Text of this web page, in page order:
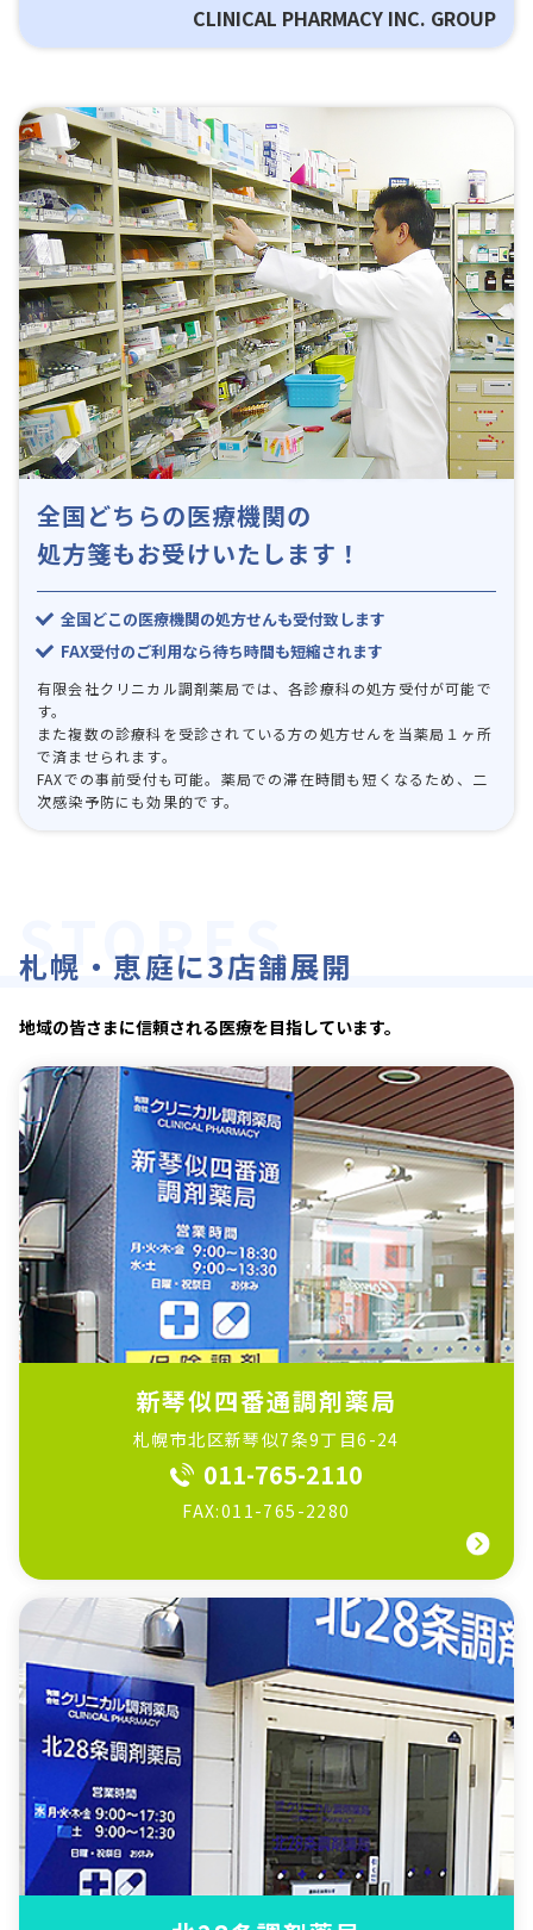
CLINICAL PHARMACY INC. GROUP
SERVICE
全国どちらの医療機関の
処方箋もお受けいたします！
全国どこの医療機関の処方せんも受付致します
FAX受付のご利用なら待ち時間も短縮されます
有限会社クリニカル調剤薬局では、各診療科の処方受付が可能で
す。
また複数の診療科を受診されている方の処方せんを当薬局１ヶ所
で済ませられます。
FAXでの事前受付も可能。薬局での滞在時間も短くなるため、二
次感染予防にも効果的です。
札幌・恵庭に3店舗展開
地域の皆さまに信頼される医療を目指しています。
新琴似四番通調剤薬局
札幌市北区新琴似7条9丁目6-24
011-765-2110
FAX:011-765-2280